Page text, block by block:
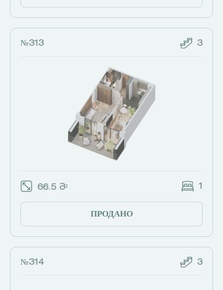
№313 3
66.5 Მ² 1
ПРОДАНО
№314 3